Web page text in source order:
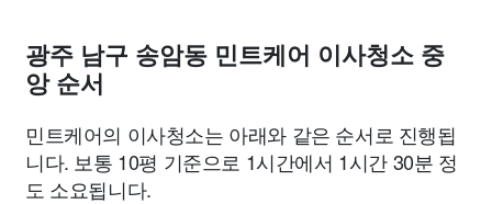
광주 남구 송암동 민트케어 이사청소 중
앙 순서
민트케어의 이사청소는 아래와 같은 순서로 진행됩
니다. 보통 10평 기준으로 1시간에서 1시간 30분 정
도 소요됩니다.